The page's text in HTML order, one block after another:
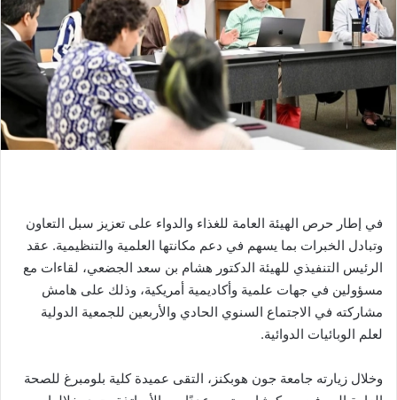
في إطار حرص الهيئة العامة للغذاء والدواء على تعزيز سبل التعاون
وتبادل الخبرات بما يسهم في دعم مكانتها العلمية والتنظيمية. عقد
الرئيس التنفيذي للهيئة الدكتور هشام بن سعد الجضعي، لقاءات مع
مسؤولين في جهات علمية وأكاديمية أمريكية، وذلك على هامش
مشاركته في الاجتماع السنوي الحادي والأربعين للجمعية الدولية
لعلم الوبائيات الدوائية.
وخلال زيارته جامعة جون هوبكنز، التقى عميدة كلية بلومبرغ للصحة